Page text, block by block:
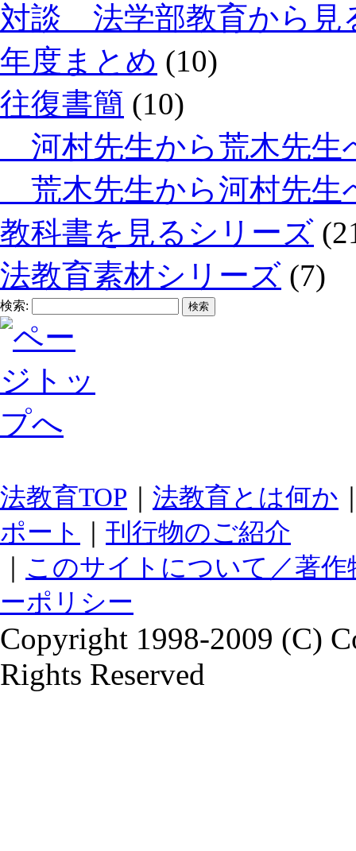
対談 法学部教育から見
年度まとめ (10)
往復書簡 (10)
河村先生から荒木先生
荒木先生から河村先生
教科書を見るシリーズ
法教育素材シリーズ (7)
検索:
法教育TOP 法教育とは何か
ポート
刊行物のご紹介
このサイトについて／著
ーポリシー
Copyright 1998-2009 (C)
Rights Reserved